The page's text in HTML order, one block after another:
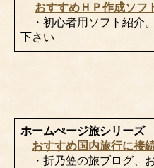
おすすめＨＰ作成ソフ
・初心者用ソフト紹介
下さい
ホームぺージ旅シリーズ
おすすめ国内旅行に接
・折乃笠の旅ブログ、